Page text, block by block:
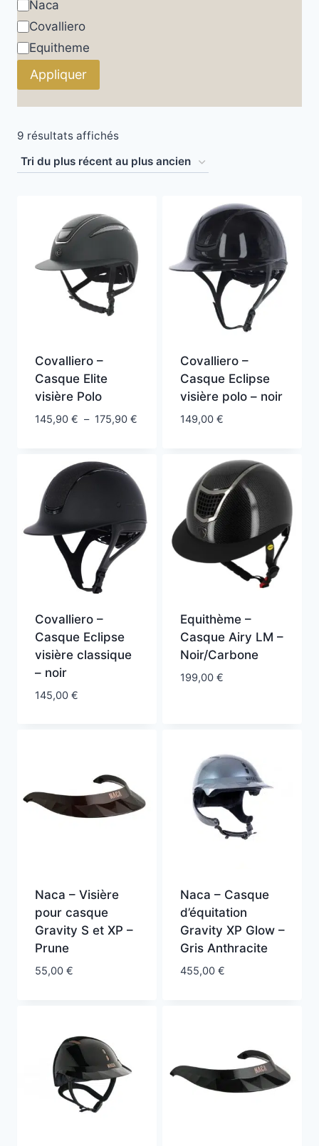
9 résultats affichésTrié
du
plus
au
plus
ancien
Covalliero –
Casque Elite
visière Polo
145,90 € – 175,90 €Plage
à
175,90 €
Covalliero –
Casque Eclipse
visière polo – noir
149,00 €
Covalliero –
Casque Eclipse
visière classique
– noir
145,00 €
Equithème –
Casque Airy LM –
Noir/Carbone
199,00 €
Naca – Visière
pour casque
Gravity S et XP –
Prune
55,00 €
Naca – Casque
d’équitation
Gravity XP Glow –
Gris Anthracite
455,00 €
Brand
Naca
Covalliero
Equitheme
Appliquer